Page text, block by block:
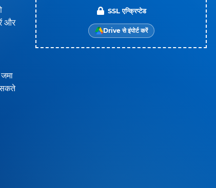
और
सकते
SSL एन्क्रिप्टेड
Drive से इंपोर्ट करें